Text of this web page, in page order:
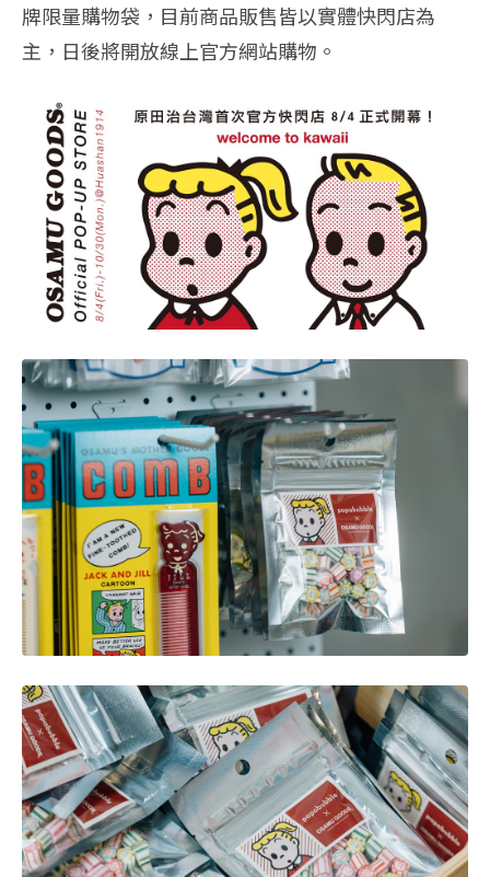
牌限量購物袋，目前商品販售皆以實體快閃店為
主，日後將開放線上官方網站購物。